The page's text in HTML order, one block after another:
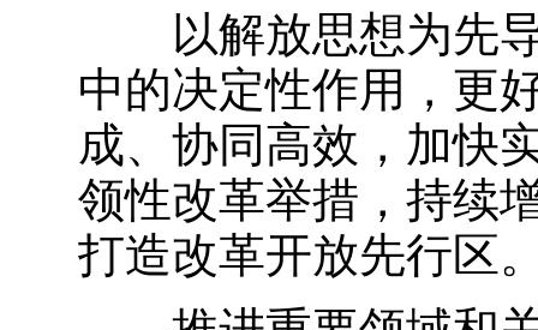
以解放思想为先
中的决定性作用，更
成、协同高效，加快
领性改革举措，持续
打造改革开放先行区